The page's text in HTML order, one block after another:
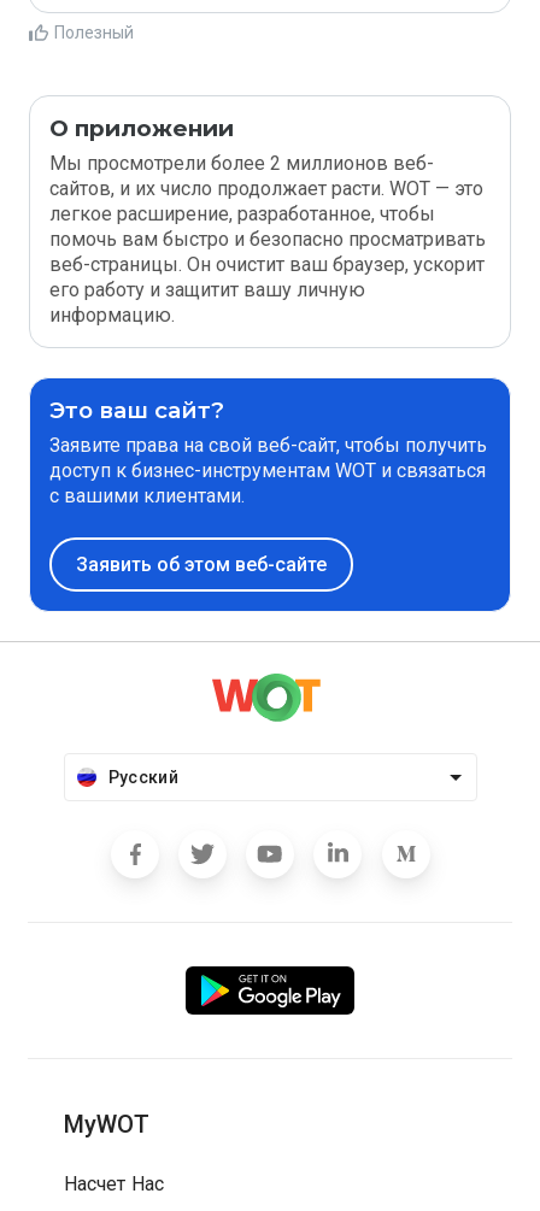
Полезный
О приложении
Мы просмотрели более 2 миллионов веб-
сайтов, и их число продолжает расти. WOT — это
легкое расширение, разработанное, чтобы
помочь вам быстро и безопасно просматривать
веб-страницы. Он очистит ваш браузер, ускорит
его работу и защитит вашу личную
информацию.
Это ваш сайт?
Заявите права на свой веб-сайт, чтобы получить
доступ к бизнес-инструментам WOT и связаться
с вашими клиентами.
Заявить об этом веб-сайте
Русский
MyWOT
Насчет Нас